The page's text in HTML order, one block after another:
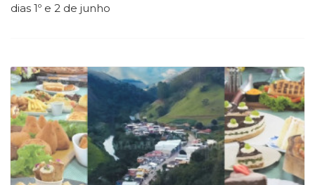
dias 1º e 2 de junho